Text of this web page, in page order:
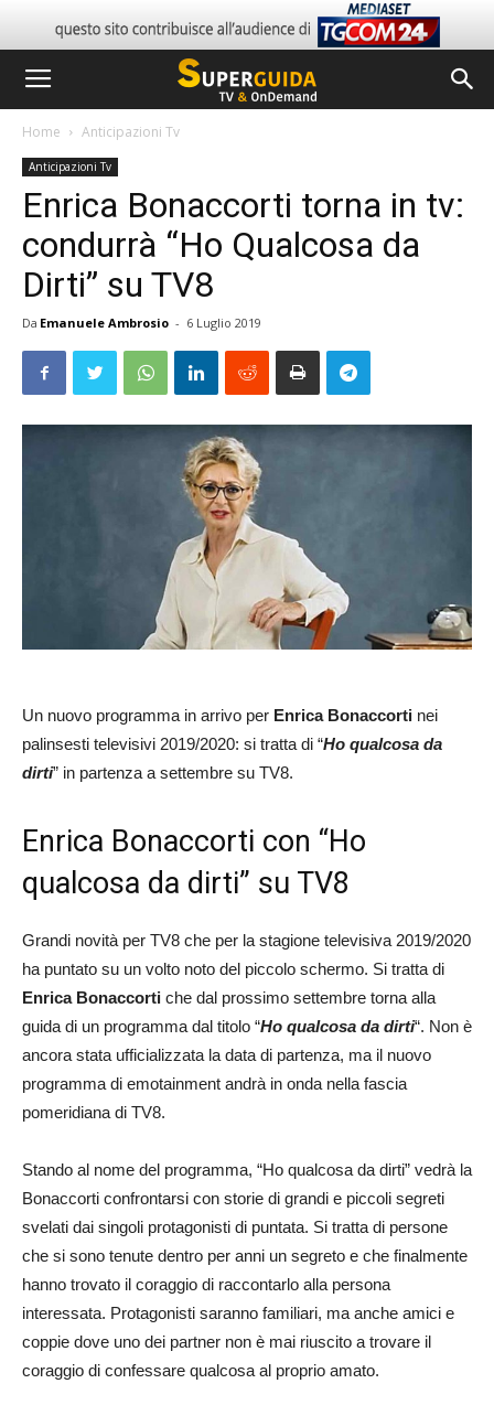
Home Anticipazioni Tv
Anticipazioni Tv
Enrica Bonaccorti torna in tv:
condurrà “Ho Qualcosa da
Dirti” su TV8
Da Emanuele Ambrosio - 6 Luglio 2019
Un nuovo programma in arrivo per Enrica Bonaccorti nei
palinsesti televisivi 2019/2020: si tratta di “Ho qualcosa da
dirti” in partenza a settembre su TV8.
Enrica Bonaccorti con “Ho
qualcosa da dirti” su TV8
Grandi novità per TV8 che per la stagione televisiva 2019/2020
ha puntato su un volto noto del piccolo schermo. Si tratta di
Enrica Bonaccorti che dal prossimo settembre torna alla
guida di un programma dal titolo “Ho qualcosa da dirti“. Non è
ancora stata ufficializzata la data di partenza, ma il nuovo
programma di emotainment andrà in onda nella fascia
pomeridiana di TV8.
Stando al nome del programma, “Ho qualcosa da dirti” vedrà la
Bonaccorti confrontarsi con storie di grandi e piccoli segreti
svelati dai singoli protagonisti di puntata. Si tratta di persone
che si sono tenute dentro per anni un segreto e che finalmente
hanno trovato il coraggio di raccontarlo alla persona
interessata. Protagonisti saranno familiari, ma anche amici e
coppie dove uno dei partner non è mai riuscito a trovare il
coraggio di confessare qualcosa al proprio amato.